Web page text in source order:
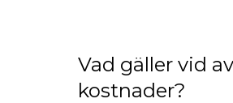
Vad gäller vid
kostnader?